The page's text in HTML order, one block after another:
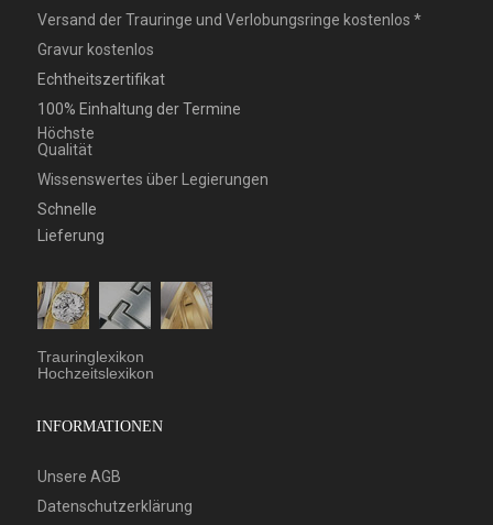
Versand der Trauringe und Verlobungsringe kostenlos *
Gravur kostenlos
Echtheitszertifikat
100% Einhaltung der Termine
Höchste
Qualität
Wissenswertes über Legierungen
Schnelle
Lieferung
Trauringlexikon
Hochzeitslexikon
INFORMATIONEN
Unsere AGB
Datenschutzerklärung